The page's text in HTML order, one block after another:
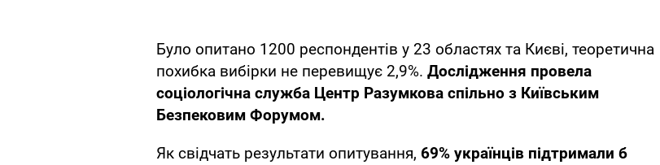
Було опитано 1200 респондентів у 23 областях та Києві, теоретична
похибка вибірки не перевищує 2,9%. Дослідження провела
соціологічна служба Центр Разумкова спільно з Київським
Безпековим Форумом.
Як свідчать результати опитування, 69% українців підтримали б